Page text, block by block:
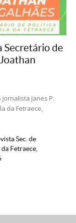
Secretário de
Janes P.
da Fetraece,
Sec. de
Fetraece,